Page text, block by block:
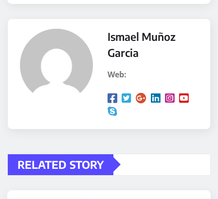
Ismael Muñoz
Garcia
Web:
RELATED STORY